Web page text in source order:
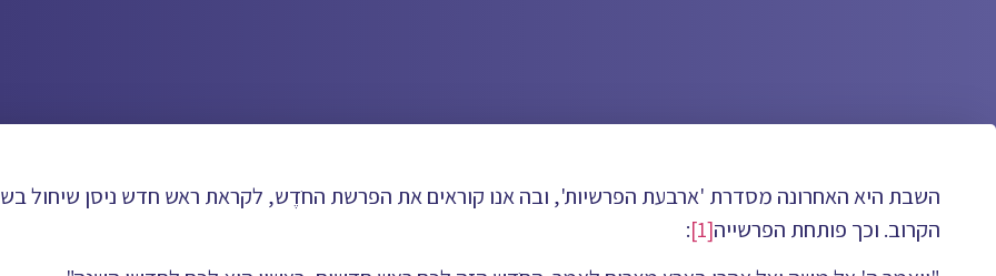
השבת היא האחרונה מסדרת 'ארבעת הפרשיות', ובה אנו קוראים את הפרשת החֺדֶש, לקראת ראש חדש ניסן שיחול
הקרוב. וכך פותחת הפרשייה[1]
: